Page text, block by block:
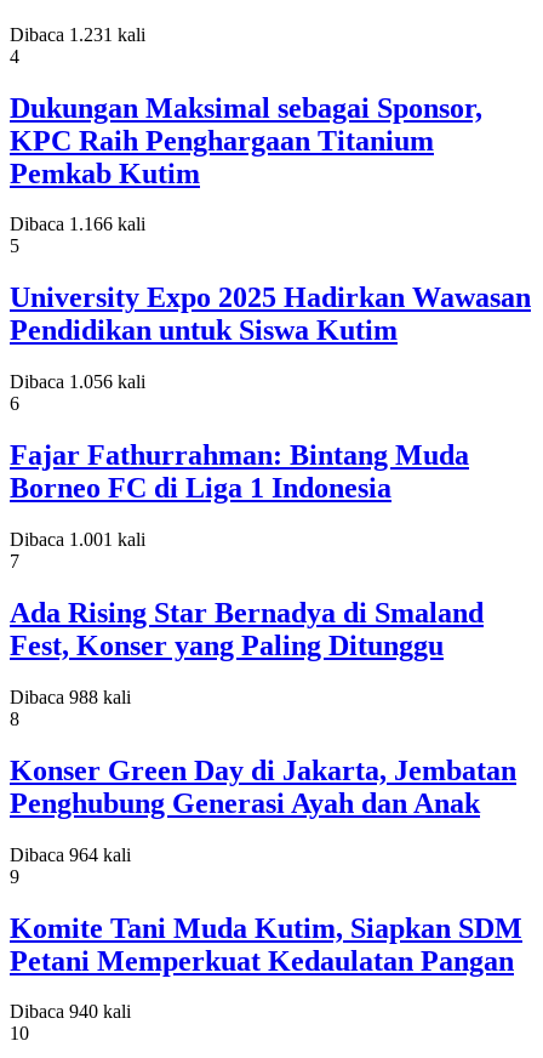
Dibaca 1.231 kali
4
Dukungan Maksimal sebagai Sponsor,
KPC Raih Penghargaan Titanium
Pemkab Kutim
Dibaca 1.166 kali
5
University Expo 2025 Hadirkan Wawasan
Pendidikan untuk Siswa Kutim
Dibaca 1.056 kali
6
Fajar Fathurrahman: Bintang Muda
Borneo FC di Liga 1 Indonesia
Dibaca 1.001 kali
7
Ada Rising Star Bernadya di Smaland
Fest, Konser yang Paling Ditunggu
Dibaca 988 kali
8
Konser Green Day di Jakarta, Jembatan
Penghubung Generasi Ayah dan Anak
Dibaca 964 kali
9
Komite Tani Muda Kutim, Siapkan SDM
Petani Memperkuat Kedaulatan Pangan
Dibaca 940 kali
10